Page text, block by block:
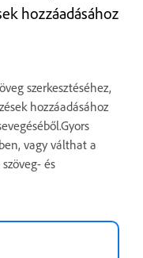
hozzáadásához
szerkesztéséhez,
hozzáadásához
vagy válthat a
és